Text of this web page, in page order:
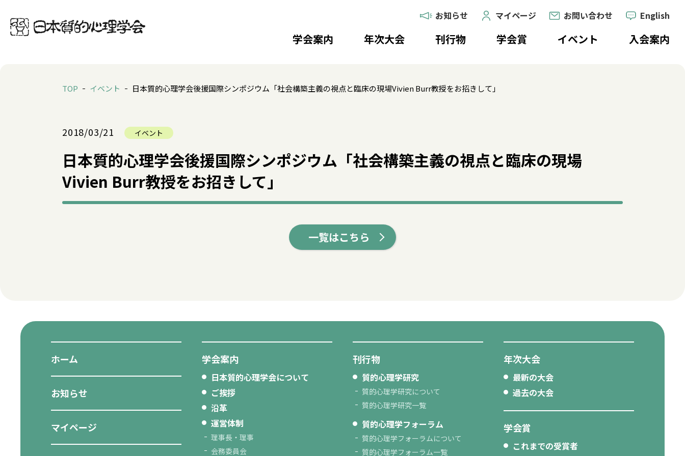
お知らせ マイページ お問い合わせ English
学会案内 年次大会 刊行物 学会賞 イベント 入会案内
TOP イベント 日本質的心理学会後援国際シンポジウム「社会構築主義の視点と臨床の現場――Vivien Burr教授をお招きして――」
2018/03/21 イベント
日本質的心理学会後援国際シンポジウム「社会構築主義の視点と臨床の現場
――Vivien Burr教授をお招きして――」
一覧はこちら
ホーム
お知らせ
マイページ
学会案内
日本質的心理学会について
ご挨拶
沿革
運営体制
理事長・理事
会務委員会
刊行物
質的心理学研究
質的心理学研究について
質的心理学研究一覧
質的心理学フォーラム
質的心理学フォーラムについて
質的心理学フォーラム一覧
年次大会
最新の大会
過去の大会
学会賞
これまでの受賞者